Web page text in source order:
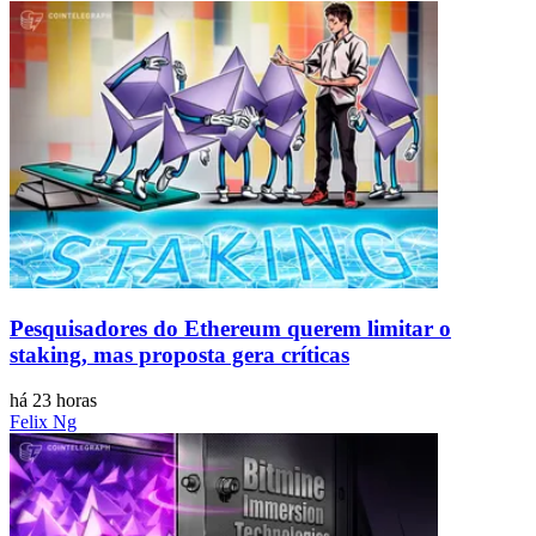
Pesquisadores do Ethereum querem limitar o
staking, mas proposta gera críticas
há 23 horas
Felix Ng